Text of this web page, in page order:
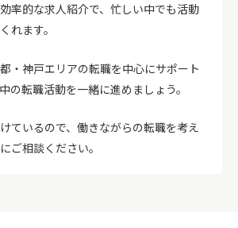
率的な求人紹介で、忙しい中でも活動
れます。
・神戸エリアの転職を中心にサポート
の転職活動を一緒に進めましょう。
ているので、働きながらの転職を考え
ご相談ください。